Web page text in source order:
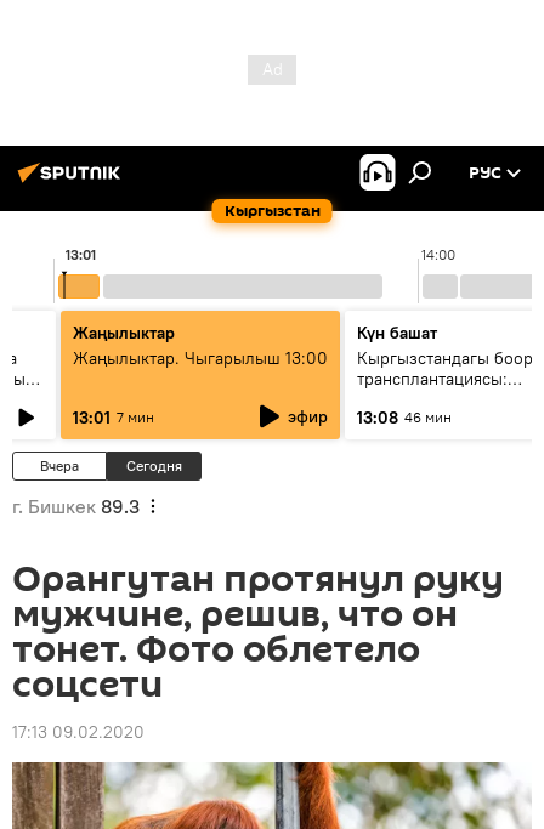
Кыргызстан
РУС
14:00
13:01
Жаңылыктар
Жаңылыктар. Чыгарылыш 13:00
13:01 7 мин эфир
Күн башат
Кыргызстандагы боор
трансплантациясы:
келечеги
13:08 46 мин
Вчера Сегодня
г. Бишкек 89.3
Орангутан протянул руку
мужчине, решив, что он
тонет. Фото облетело
соцсети
17:13 09.02.2020